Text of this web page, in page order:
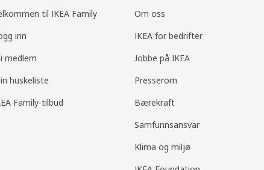
til IKEA Family
inn
medlem
huskeliste
Family-tilbud
Om oss
IKEA for bedrifter
Jobbe på IKEA
Presserom
Bærekraft
Samfunnsansvar
Klima og miljø